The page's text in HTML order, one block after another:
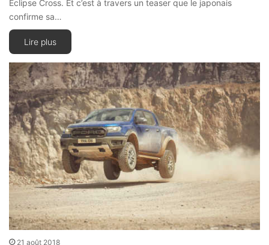
Eclipse Cross. Et c’est à travers un teaser que le japonais
confirme sa…
Lire plus
21 août 2018